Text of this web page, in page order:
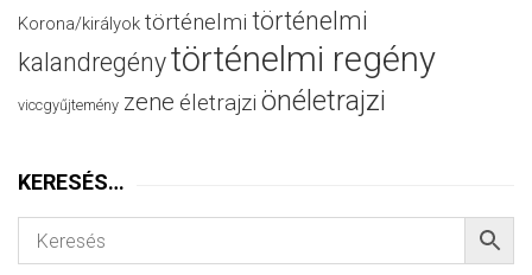
Korona/királyok történelmi történelmi
kalandregénytörténelmi regény
viccgyűjtemény zene életrajzi önéletrajzi
KERESÉS…